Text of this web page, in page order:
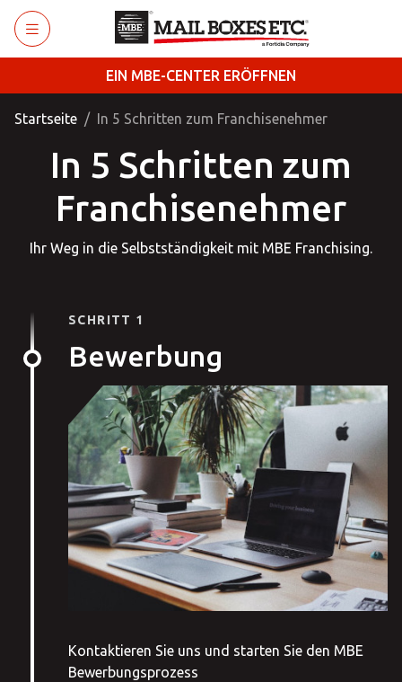
Zum Hauptinhalt wechseln
EIN MBE-CENTER ERÖFFNEN
Startseite In 5 Schritten zum Franchisenehmer
In 5 Schritten zum
Franchisenehmer
Ihr Weg in die Selbstständigkeit mit MBE Franchising.
SCHRITT 1
Bewerbung
Kontaktieren Sie uns und starten Sie den MBE
Bewerbungsprozess